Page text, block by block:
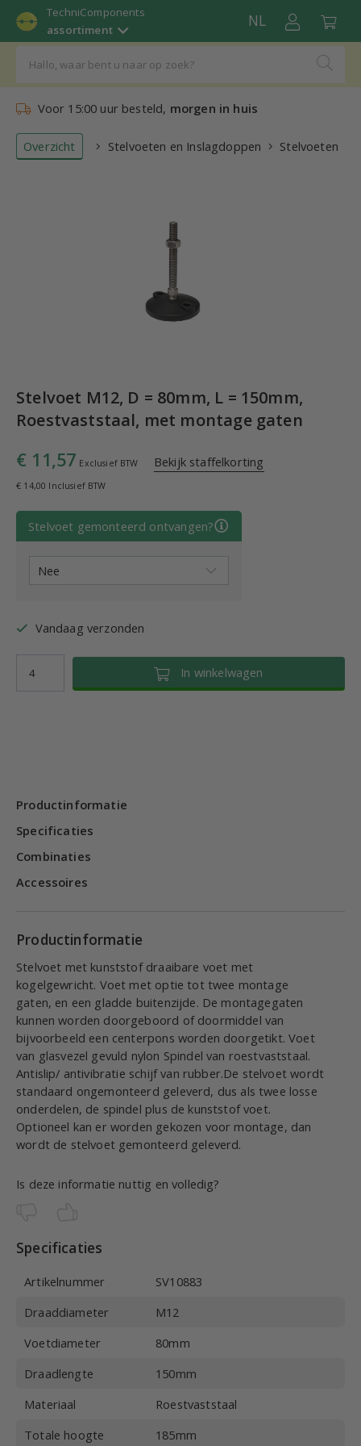
TechniComponents
assortiment
NL
Voor 15:00 uur besteld, morgen in huis
Overzicht Stelvoeten en Inslagdoppen Stelvoeten
Stelvoet M12, D = 80mm, L = 150mm,
Roestvaststaal, met montage gaten
€ 11,57 Exclusief BTW Bekijk staffelkorting
€ 14,00 Inclusief BTW
Stelvoet gemonteerd ontvangen?
Vandaag verzonden
In winkelwagen
Productinformatie
Specificaties
Combinaties
Accessoires
Productinformatie
Stelvoet met kunststof draaibare voet met
kogelgewricht. Voet met optie tot twee montage
gaten, en een gladde buitenzijde. De montagegaten
kunnen worden doorgeboord of doormiddel van
bijvoorbeeld een centerpons worden doorgetikt. Voet
van glasvezel gevuld nylon Spindel van roestvaststaal.
Antislip/ antivibratie schijf van rubber.De stelvoet wordt
standaard ongemonteerd geleverd, dus als twee losse
onderdelen, de spindel plus de kunststof voet.
Optioneel kan er worden gekozen voor montage, dan
wordt de stelvoet gemonteerd geleverd.
Is deze informatie nuttig en volledig?
Specificaties
Artikelnummer
SV10883
Draaddiameter
M12
Voetdiameter
80mm
Draadlengte
150mm
Materiaal
Roestvaststaal
Totale hoogte
185mm